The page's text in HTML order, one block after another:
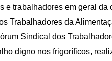
e trabalhadores em geral da
Trabalhadores da
Sindical dos
digno nos frigoríficos,